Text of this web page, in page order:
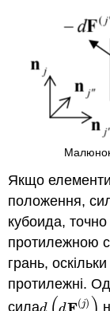
Якщо
положення,
кубоида, точно
протилежною
грань,
протилежні.
сила
F(j)